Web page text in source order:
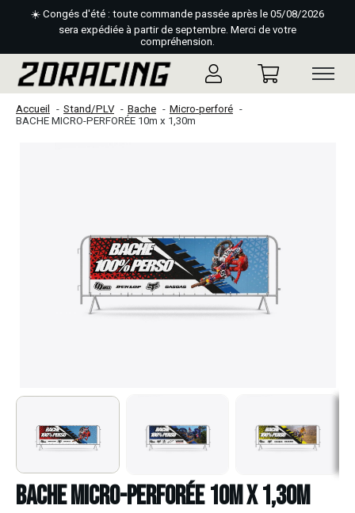
☀️ Congés d'été : toute commande passée après le 05/08/2026
sera expédiée à partir de septembre. Merci de votre
compréhension.
Accueil Stand/PLV Bache
Micro-perforé
BACHE MICRO-PERFORÉE 10m x 1,30m
BACHE MICRO-PERFORÉE 10m x 1,30m